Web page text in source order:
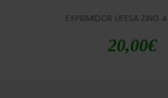
EXPRIMIDOR UFESA ZING
20,00€